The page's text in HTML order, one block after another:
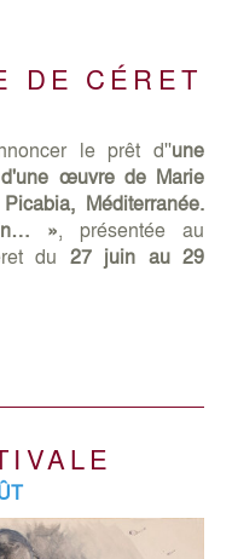
DE CÉRET
le prêt d''une
œuvre de Marie
Méditerranée.
», présentée au
du 27 juin au 29